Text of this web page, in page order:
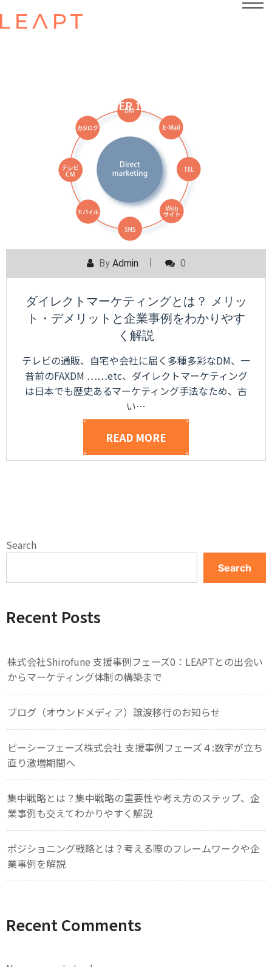
OCTOBER 12, 2023
By Admin 0
ダイレクトマーケティングとは？ メリッ
ト・デメリットと企業事例をわかりやす
く解説
テレビの通販、自宅や会社に届く多種多彩なDM、一
昔前のFAXDM ……etc、ダイレクトマーケティング
は日本でも歴史あるマーケティング手法なため、古
い…
READ MORE
Search
Search
Recent Posts
株式会社Shirofune 支援事例フェーズ0：LEAPTとの出会い
からマーケティング体制の構築まで
ブログ（オウンドメディア）譲渡移行のお知らせ
ピーシーフェーズ株式会社 支援事例フェーズ４:数字が立ち
直り激増期間へ
集中戦略とは？集中戦略の重要性や考え方のステップ、企
業事例も交えてわかりやすく解説
ポジショニング戦略とは？考える際のフレームワークや企
業事例を解説
Recent Comments